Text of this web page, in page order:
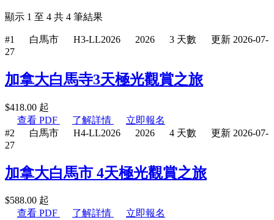
顯示 1 至 4 共 4 筆結果
#1 白馬市 H3-LL2026 2026 3 天數
更新 2026-07-
27
加拿大白馬寺3天極光觀賞之旅
$418.00 起
查看 PDF
了解詳情
立即報名
#2
白馬市 H4-LL2026 2026 4 天數
更新 2026-07-
27
加拿大白馬市 4天極光觀賞之旅
$588.00 起
查看 PDF
了解詳情
立即報名